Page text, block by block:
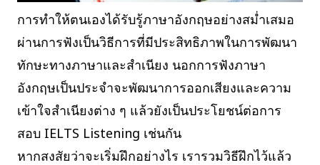
การทำให้ตนเองได้รับรู้ภาษาอังกฤษอย่างสม่ำเสมอ
ผ่านการฟังเป็นวิธีการที่มีประสิทธิภาพในการพัฒนา
ทักษะทางภาษาและสำเนียง นอกการฟังภาษา
อังกฤษเป็นประจำจะพัฒนาการออกเสียงและความ
เข้าใจสำเนียงต่าง ๆ แล้วยังเป็นประโยชน์ต่อการ
สอบ IELTS Listening เช่นกัน
หากสงสัยว่าจะเริ่มฝึกอย่างไร เรารวมวิธีฝึกไว้แล้ว